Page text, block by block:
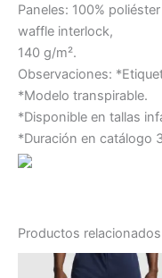
Paneles: 100%
waffle interlock,
140 g/m².
Observaciones:
*Modelo transpirable.
*Disponible en tallas
*Duración en catálogo
Productos relacionados
Rango
Este